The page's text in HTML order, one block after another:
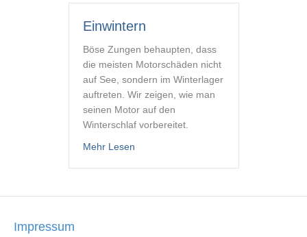
Einwintern
Böse Zungen behaupten, dass
die meisten Motorschäden nicht
auf See, sondern im Winterlager
auftreten. Wir zeigen, wie man
seinen Motor auf den
Winterschlaf vorbereitet.
Mehr Lesenabout Einwintern
Impressum